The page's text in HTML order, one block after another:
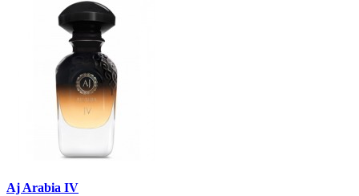
Aj Arabia IV